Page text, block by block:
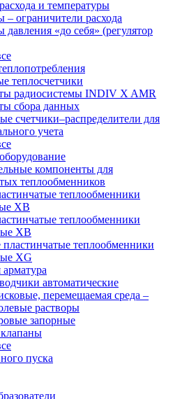
и температуры
– ограничители расхода
давления «до себя» (регулятор
теплосчетчики
радиосистемы INDIV X AMR
сбора данных
счетчики–распределители для
учета
компоненты для
теплообменников
теплообменники
XB
теплообменники
ХВ
пластинчатые теплообменники
ХG
автоматические
перемещаемая среда –
растворы
запорные
пуска